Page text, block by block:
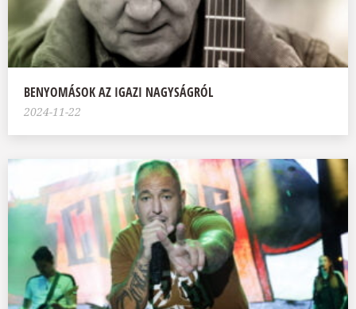
BENYOMÁSOK AZ IGAZI NAGYSÁGRÓL
2024-11-22